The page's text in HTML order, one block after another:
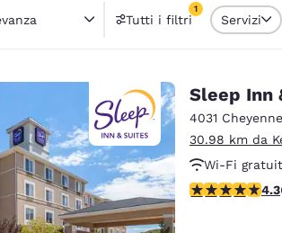
América Latina
Canada
Français
Europa
Deutschland
Deutsch
Spain
Tutti i filtri
1
1 filtro attualmente
Servizi
Sleep Inn
4031
30.98 km da
Wi-Fi
Animali
Valutazione di
4.3